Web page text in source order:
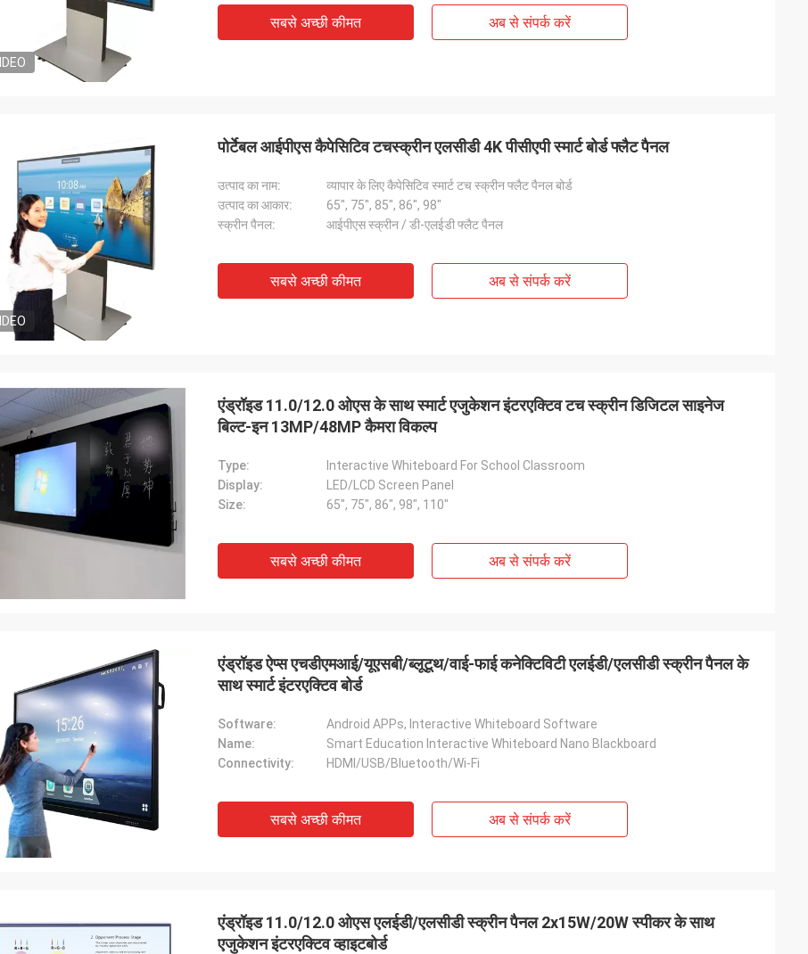
टोनी
रुरिक
वास्तव में अच्छी गुणवत्ता दिखती है, छवि अद्भुत है
सबसे अच्छी कीमत अब से संपर्क करें
पोर्टेबल आईपीएस कैपेसिटिव टचस्क्रीन एलसीडी 4K पीसीएपी स्मार्ट बोर्ड फ्लैट पैनल
उत्पाद का नाम:
व्यापार के लिए कैपेसिटिव स्मार्ट टच स्क्रीन फ्लैट पैनल बोर्ड
उत्पाद का आकार:
65", 75", 85", 86", 98"
स्क्रीन पैनल:
आईपीएस स्क्रीन / डी-एलईडी फ्लैट पैनल
सबसे अच्छी कीमत अब से संपर्क करें
एंड्रॉइड 11.0/12.0 ओएस के साथ स्मार्ट एजुकेशन इंटरएक्टिव टच स्क्रीन डिजिटल साइनेज
बिल्ट-इन 13MP/48MP कैमरा विकल्प
Type:
Interactive Whiteboard For School Classroom
Display:
LED/LCD Screen Panel
Size:
65", 75", 86", 98", 110"
सबसे अच्छी कीमत अब से संपर्क करें
एंड्रॉइड ऐप्स एचडीएमआई/यूएसबी/ब्लूटूथ/वाई-फाई कनेक्टिविटी एलईडी/एलसीडी स्क्रीन पैनल के
साथ स्मार्ट इंटरएक्टिव बोर्ड
Software:
Android APPs, Interactive Whiteboard Software
Name:
Smart Education Interactive Whiteboard Nano Blackboard
Connectivity:
HDMI/USB/Bluetooth/Wi-Fi
सबसे अच्छी कीमत अब से संपर्क करें
एंड्रॉइड 11.0/12.0 ओएस एलईडी/एलसीडी स्क्रीन पैनल 2x15W/20W स्पीकर के साथ
एजुकेशन इंटरएक्टिव व्हाइटबोर्ड